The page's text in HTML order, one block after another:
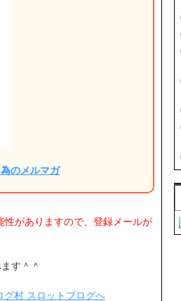
のメルマガ
がありますので、登録メールが
す＾＾